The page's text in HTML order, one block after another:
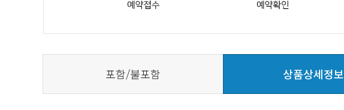
포함/불포함 상품상세정보